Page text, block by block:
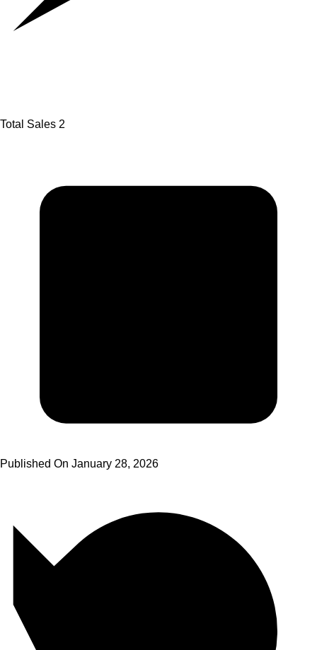
Total Sales 2
Published On January 28, 2026